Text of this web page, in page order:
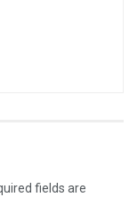
fields are